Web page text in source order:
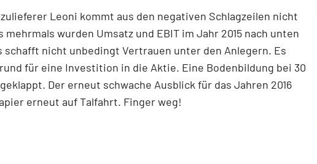
Leoni kommt aus den negativen Schlagzeilen nicht
mehrmals wurden Umsatz und EBIT im Jahr 2015 nach unten
schafft nicht unbedingt Vertrauen unter den Anlegern. Es
für eine Investition in die Aktie. Eine Bodenbildung bei 30
Der erneut schwache Ausblick für das Jahren 2016
erneut auf Talfahrt. Finger weg!